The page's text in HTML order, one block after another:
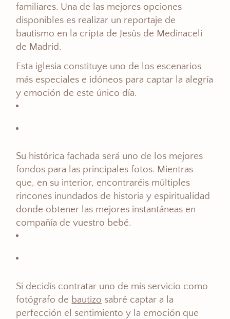
familiares. Una de las mejores opciones
disponibles es realizar un reportaje de
bautismo en la cripta de Jesús de Medinaceli
de Madrid.
Esta iglesia constituye uno de los escenarios
más especiales e idóneos para captar la alegría
y emoción de este único día.
Su histórica fachada será uno de los mejores
fondos para las principales fotos. Mientras
que, en su interior, encontraréis múltiples
rincones inundados de historia y espiritualidad
donde obtener las mejores instantáneas en
compañía de vuestro bebé.
Si decidís contratar uno de mis servicio como
fotógrafo de bautizo sabré captar a la
perfección el sentimiento y la emoción que